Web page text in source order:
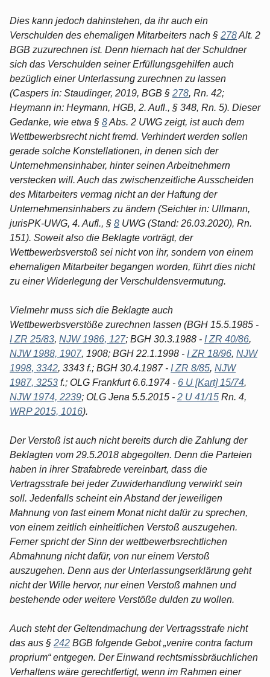
Dies kann jedoch dahinstehen, da ihr auch ein
Verschulden des ehemaligen Mitarbeiters nach § 278Alt. 2
BGB zuzurechnen ist. Denn hiernach hat der Schuldner
sich das Verschulden seiner Erfüllungsgehilfen auch
bezüglich einer Unterlassung zurechnen zu lassen
(Caspers in: Staudinger, 2019, BGB § 278, Rn. 42;
Heymann in: Heymann, HGB, 2. Aufl., § 348, Rn. 5). Dieser
Gedanke, wie etwa § 8Abs. 2 UWG zeigt, ist auch dem
Wettbewerbsrecht nicht fremd. Verhindert werden sollen
gerade solche Konstellationen, in denen sich der
Unternehmensinhaber, hinter seinen Arbeitnehmern
verstecken will. Auch das zwischenzeitliche Ausscheiden
des Mitarbeiters vermag nicht an der Haftung der
Unternehmensinhabers zu ändern (Seichter in: Ullmann,
jurisPK-UWG, 4. Aufl., § 8 UWG (Stand: 26.03.2020), Rn.
151). Soweit also die Beklagte vorträgt, der
Wettbewerbsverstoß sei nicht von ihr, sondern von einem
ehemaligen Mitarbeiter begangen worden, führt dies nicht
zu einer Widerlegung der Verschuldensvermutung.
Vielmehr muss sich die Beklagte auch
Wettbewerbsverstöße zurechnen lassen (BGH 15.5.1985 -
I ZR 25/83, NJW 1986, 127; BGH 30.3.1988 - I ZR 40/86,
NJW 1988, 1907, 1908; BGH 22.1.1998 - I ZR 18/96, NJW
1998, 3342, 3343 f.; BGH 30.4.1987 - I ZR 8/85, NJW
1987, 3253 f.; OLG Frankfurt 6.6.1974 - 6 U [Kart] 15/74,
NJW 1974, 2239; OLG Jena 5.5.2015 - 2 U 41/15 Rn. 4,
WRP 2015, 1016).
Der Verstoß ist auch nicht bereits durch die Zahlung der
Beklagten vom 29.5.2018 abgegolten. Denn die Parteien
haben in ihrer Strafabrede vereinbart, dass die
Vertragsstrafe bei jeder Zuwiderhandlung verwirkt sein
soll. Jedenfalls scheint ein Abstand der jeweiligen
Mahnung von fast einem Monat nicht dafür zu sprechen,
von einem zeitlich einheitlichen Verstoß auszugehen.
Ferner spricht der Sinn der wettbewerbsrechtlichen
Abmahnung nicht dafür, von nur einem Verstoß
auszugehen. Denn aus der Unterlassungserklärung geht
nicht der Wille hervor, nur einen Verstoß mahnen und
bestehende oder weitere Verstöße dulden zu wollen.
Auch steht der Geltendmachung der Vertragsstrafe nicht
das aus § 242 BGB folgende Gebot „venire contra factum
proprium“ entgegen. Der Einwand rechtsmissbräuchlichen
Verhaltens wäre gerechtfertigt, wenn im Rahmen einer